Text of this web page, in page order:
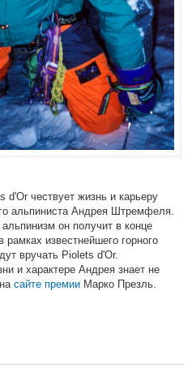
d'Or чествует жизнь и карьеру
альпиниста Андрея Штремфеля.
он получит в конце
известнейшего горного
вручать Piolets d'Or.
и характере Андрея знает не
сайте премии Марко Презль.